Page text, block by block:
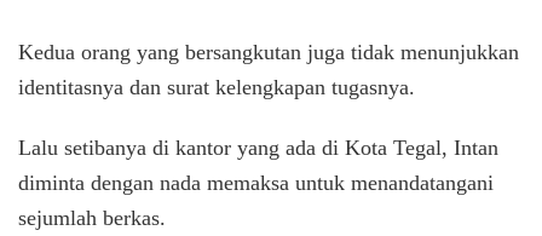
Kedua orang yang bersangkutan juga tidak menunjukkan
identitasnya dan surat kelengkapan tugasnya.
Lalu setibanya di kantor yang ada di Kota Tegal, Intan
diminta dengan nada memaksa untuk menandatangani
sejumlah berkas.